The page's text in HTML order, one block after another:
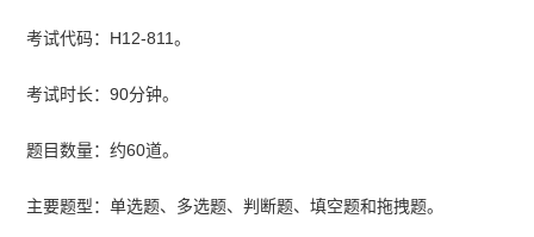
考试代码：H12-811。
考试时长：90分钟。
题目数量：约60道。
主要题型：单选题、多选题、判断题、填空题和拖拽题。